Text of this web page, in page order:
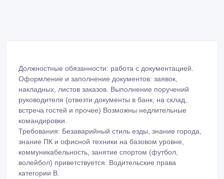
Должностные обязанности: работа с документацией.
Оформление и заполнение документов: заявок,
накладных, листов заказов. Выполнение поручений
руководителя (отвезти документы в банк, на склад,
встреча гостей и прочее) Возможны недлительные
командировки.
Требования: Безаварийный стиль езды, знание города,
знание ПК и офисной техники на базовом уровне,
коммуникабельность, занятие спортом (футбол,
волейбол) приветствуется. Водительские права
категории B.